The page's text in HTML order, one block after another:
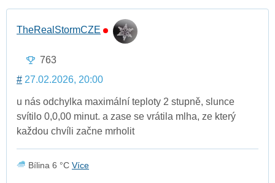
TheRealStormCZE
763
# 27.02.2026, 20:00
u nás odchylka maximální teploty 2 stupně, slunce
svítilo 0,0,00 minut. a zase se vrátila mlha, ze který
každou chvíli začne mrholit
Bílina 6 °C Více